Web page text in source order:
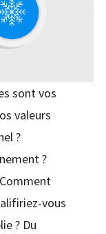
sont vos
valeurs
?
?
vous
? Du